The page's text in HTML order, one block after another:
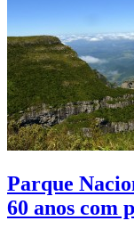
Parque
60 anos com